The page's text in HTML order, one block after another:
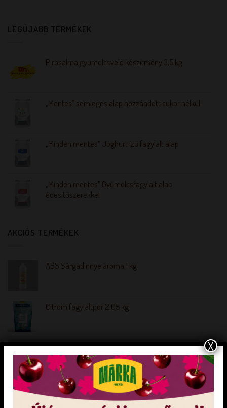
LEGÚJABB TERMÉKEK
Pirosalma gyümölcsvelő készítmény 3,5 kg
„Mentes” semleges alap hozzáadott cukor nélkül
„Minden mentes” Joghurt ízű fagylalt alap
„Minden mentes” Gyümölcsfagylalt alap
édesítőszerekkel
AKCIÓS TERMÉKEK
ABS Sárgadinnye aroma 1 kg
Citrom fagylaltpor 2,05 kg
ÁFONYA ROSTOS SZIRUP 1 l
ÓRIÁSHIPPEN ROLETTI 60 db
X